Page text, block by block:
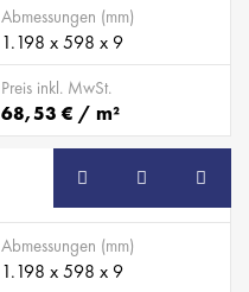
Abmessungen (mm)
1.198 x 598 x 9
Preis inkl. MwSt.
68,53 € / m²
Abmessungen (mm)
1.198 x 598 x 9